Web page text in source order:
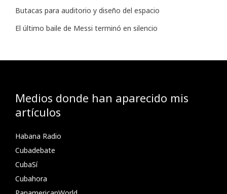
Butacas para auditorio y diseño del espacio
El último baile de Messi terminó en silencio
Medios donde han aparecido mis
artículos
Habana Radio
Cubadebate
CubaSí
Cubahora